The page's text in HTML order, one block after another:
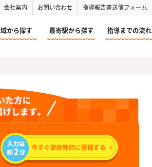
会社案内 お問い合わせ 指導報告書送信フォーム
から探す 最寄駅から探す 指導までの流れ